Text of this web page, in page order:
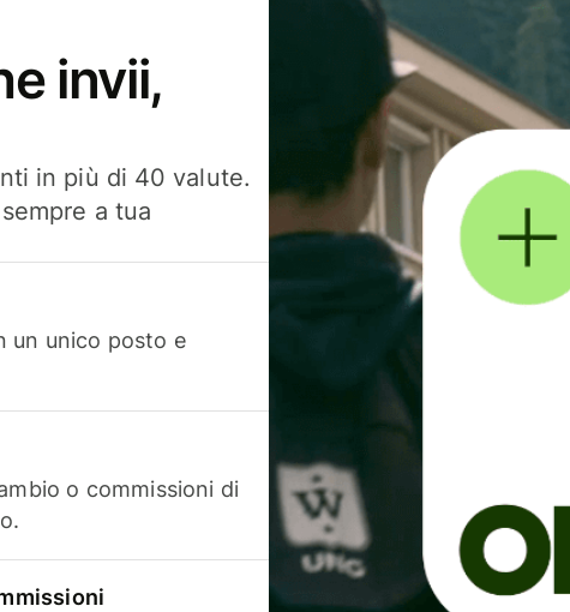
invii,
in più di 40 valute.
a tua
un unico posto e
o commissioni di